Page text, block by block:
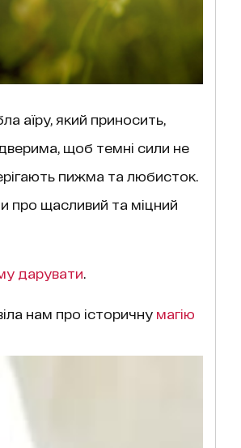
аїру, який приносить,
щоб темні сили не
пижма та любисток.
про щасливий та міцний
дарувати
нам про історичну магію